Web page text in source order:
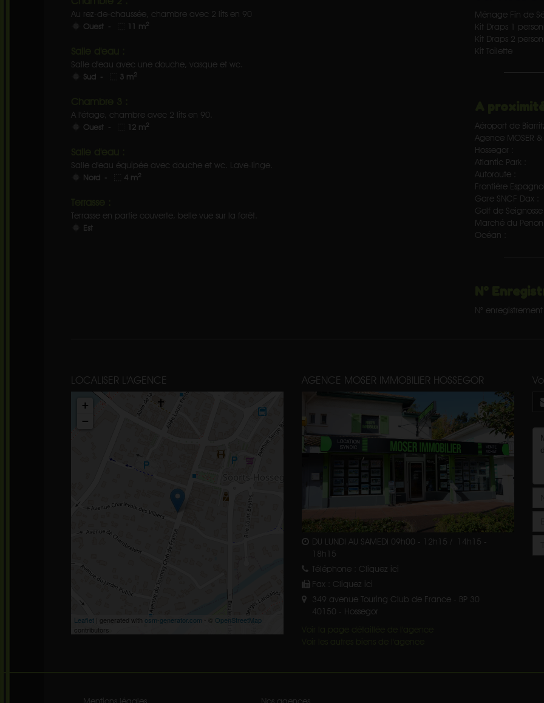
Au rez-de-chaussée, chambre avec 2 lits en 90
Ouest -
11 m2
Salle d'eau avec une douche, vasque et wc.
Sud -
3 m2
A l'étage, chambre avec 2 lits en 90.
Ouest -
12 m2
Salle d'eau équipée avec douche et wc. Lave-linge.
Nord -
4 m2
Terrasse en partie couverte, belle vue sur la forêt.
Est
Ménage Fin de
Kit Draps 1
Kit Draps 2
Kit Toilette
Aéroport de Biarritz
Agence MOSER &
Hossegor :
Atlantic Park :
Autoroute :
Frontière
Gare SNCF Dax :
Golf de Seignosse :
Marché du Penon :
Océan :
N° enregistrement :
LOCALISER L'AGENCE
+
−
Leaflet | generated with osm-generator.com
OpenStreetMap
contributors
AGENCE MOSER IMMOBILIER HOSSEGOR
DU LUNDI AU SAMEDI 09h00 - 12h15 / 14h15 -
18h15
Téléphone : Cliquez ici
Fax : Cliquez ici
349 avenue Touring Club de France - BP 30
40150 - Hossegor